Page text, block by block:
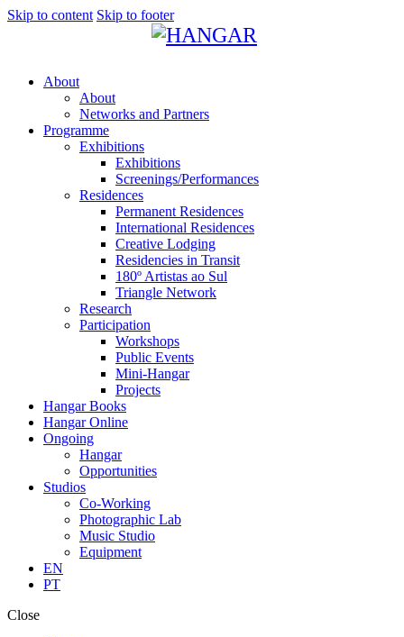
Skip to content Skip to footer
About
About
Networks and Partners
Programme
Exhibitions
Exhibitions
Screenings/Performances
Residences
Permanent Residences
International Residences
Creative Lodging
Residencies in Transit
180º Artistas ao Sul
Triangle Network
Research
Participation
Workshops
Public Events
Mini-Hangar
Projects
Hangar Books
Hangar Online
Ongoing
Hangar
Opportunities
Studios
Co-Working
Photographic Lab
Music Studio
Equipment
EN
PT
Close